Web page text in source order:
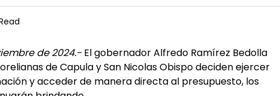
de 2024.- El gobernador Alfredo Ramírez Bedolla
de Capula y San Nicolas Obispo deciden ejercer
y acceder de manera directa al presupuesto, los